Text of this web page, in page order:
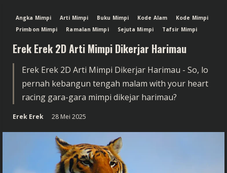
Angka Mimpi Arti Mimpi Buku Mimpi Kode Alam
Kode Mimpi
Primbon Mimpi
Ramalan Mimpi Sejuta Mimpi Tafsir Mimpi
Erek Erek 2D Arti Mimpi Dikerjar Harimau
Erek Erek 2D Arti Mimpi Dikerjar Harimau - So, lo
pernah kebangun tengah malam with your heart
racing gara-gara mimpi dikejar harimau?
Erek Erek 28 Mei 2025